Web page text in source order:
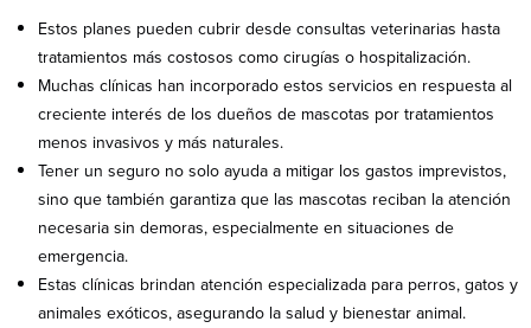
Estos planes pueden cubrir desde consultas veterinarias hasta
tratamientos más costosos como cirugías o hospitalización.
Muchas clínicas han incorporado estos servicios en respuesta al
creciente interés de los dueños de mascotas por tratamientos
menos invasivos y más naturales.
Tener un seguro no solo ayuda a mitigar los gastos imprevistos,
sino que también garantiza que las mascotas reciban la atención
necesaria sin demoras, especialmente en situaciones de
emergencia.
Estas clínicas brindan atención especializada para perros, gatos y
animales exóticos, asegurando la salud y bienestar animal.